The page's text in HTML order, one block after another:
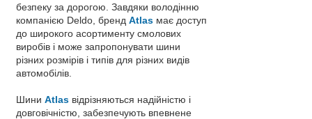
безпеку за дорогою. Завдяки володінню
компанією Deldo, бренд Atlas має доступ
до широкого асортименту смолових
виробів і може запропонувати шини
різних розмірів і типів для різних видів
автомобілів.
Шини Atlas відрізняються надійністю і
довговічністю, забезпечують впевнене